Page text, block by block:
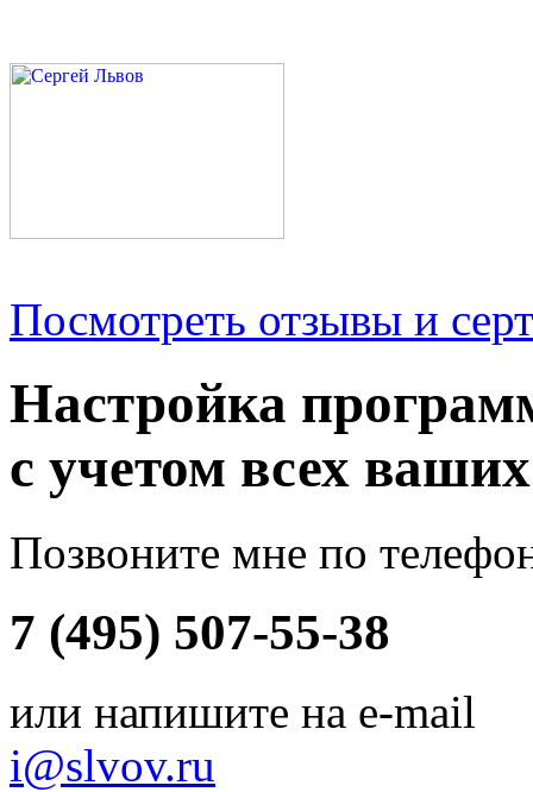
Посмотреть отзывы и
Настройка
с учетом всех
Позвоните мне по
7 (495) 507-55-38
или напишите на e-mail
i@slvov.ru